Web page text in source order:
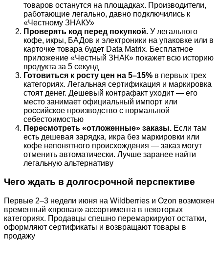
товаров останутся на площадках. Производители,
работающие легально, давно подключились к
«Честному ЗНАКУ»
Проверять код перед покупкой. У легального
кофе, икры, БАДов и электроники на упаковке или в
карточке товара будет Data Matrix. Бесплатное
приложение «Честный ЗНАК» покажет всю историю
продукта за 5 секунд
Готовиться к росту цен на 5–15% в первых трех
категориях. Легальная сертификация и маркировка
стоят денег. Дешевый контрафакт уходит — его
место занимает официальный импорт или
российское производство с нормальной
себестоимостью
Пересмотреть «отложенные» заказы. Если там
есть дешевая зарядка, икра без маркировки или
кофе непонятного происхождения — заказ могут
отменить автоматически. Лучше заранее найти
легальную альтернативу
Чего ждать в долгосрочной перспективе
Первые 2–3 недели июня на Wildberries и Ozon возможен
временный «провал» ассортимента в некоторых
категориях. Продавцы спешно перемаркируют остатки,
оформляют сертификаты и возвращают товары в
продажу